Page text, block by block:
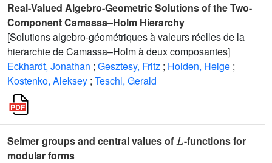
Real-Valued Algebro-Geometric Solutions of the Two-
Component Camassa–Holm Hierarchy
[Solutions algebro-géométriques à valeurs réelles de la
hierarchie de Camassa–Holm à deux composantes]
Eckhardt, Jonathan ; Gesztesy, Fritz ; Holden, Helge ;
Kostenko, Aleksey ; Teschl, Gerald
Selmer groups and central values of
-functions for
modular forms